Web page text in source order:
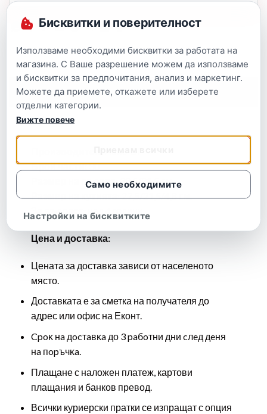
Описание
Брой части:30
Размер на пъзела:32,5/21,5 см
Размер на кутията:27,5/21,5/4,8 см.
За възраст:
над 4 години
Цена и доставка:
Цената за доставка зависи от населеното
място.
Доставката е за сметка на получателя до
адрес или офис на Еконт.
Cpoĸ нa дocтaвĸa до 3 paбoтни дни cлeд дeня
нa пopъчĸa.
Плащане с наложен платеж, картови
плащания и банков превод.
Всички куриерски пратки се изпращат с опция
Бисквитки и поверителност
Използваме необходими бисквитки за работата на
магазина. С Ваше разрешение можем да използваме
и бисквитки за предпочитания, анализ и маркетинг.
Можете да приемете, откажете или изберете
отделни категории.
Само необходимите
Настройки на бисквитките
Вижте повече